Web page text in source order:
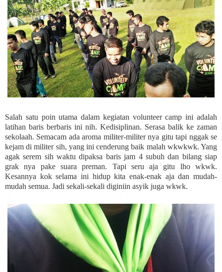
Salah satu poin utama dalam kegiatan volunteer camp ini adalah
latihan baris berbaris ini nih. Kedisiplinan. Serasa balik ke zaman
sekolaah. Semacam ada aroma militer-militer nya gitu tapi nggak se
kejam di militer sih, yang ini cenderung baik malah wkwkwk. Yang
agak serem sih waktu dipaksa baris jam 4 subuh dan bilang siap
grak nya pake suara preman. Tapi seru aja gitu lho wkwk.
Kesannya kok selama ini hidup kita enak-enak aja dan mudah-
mudah semua. Jadi sekali-sekali diginiin asyik juga wkwk.